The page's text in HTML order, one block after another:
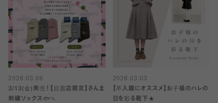
2026.03.06
3/13(金)発売！【目黒店限定】さんま
刺繍ソックス🐟🍡
2026.03.03
【卒入園にオススメ】お子様のハレの
日を彩る靴下★